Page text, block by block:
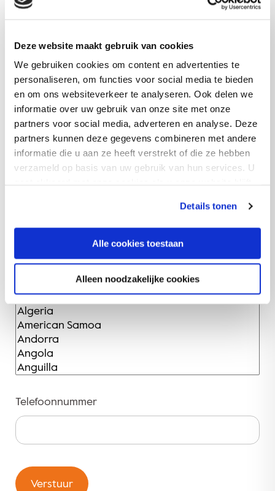
Deze website maakt gebruik van cookies
We gebruiken cookies om content en advertenties te
personaliseren, om functies voor social media te bieden
en om ons websiteverkeer te analyseren. Ook delen we
informatie over uw gebruik van onze site met onze
partners voor social media, adverteren en analyse. Deze
partners kunnen deze gegevens combineren met andere
informatie die u aan ze heeft verstrekt of die ze hebben
verzameld op basis van uw gebruik van hun services. U
Details tonen
Alle cookies toestaan
Alleen noodzakelijke cookies
Naam (Verplicht)
Bedrijf (Verplicht)
Land (Verplicht)
Telefoonnummer
Verstuur